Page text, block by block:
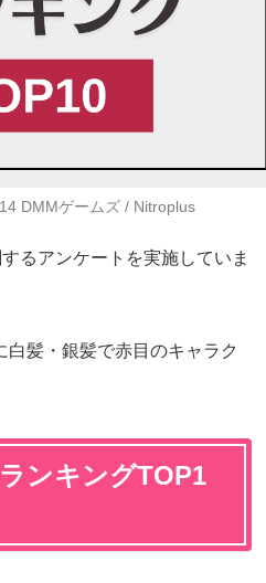
DMMゲームズ / Nitroplus
るアンケートを実施していま
髪・銀髪で赤目のキャラク
ンキングTOP1